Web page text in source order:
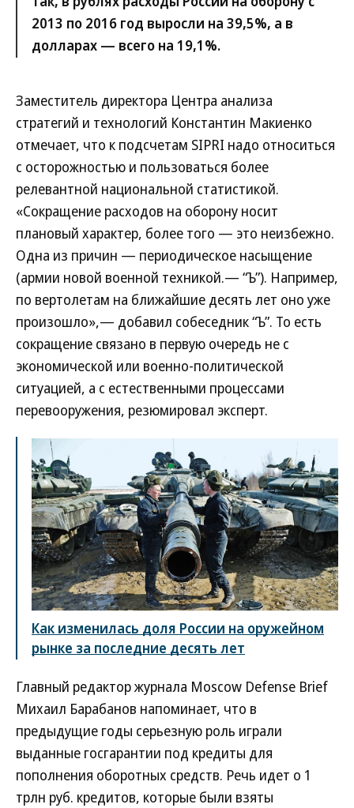
2013 по 2016 год выросли на 39,5%, а в
долларах — всего на 19,1%.
Заместитель директора Центра анализа
стратегий и технологий Константин Макиенко
отмечает, что к подсчетам SIPRI надо относиться
с осторожностью и пользоваться более
релевантной национальной статистикой.
«Сокращение расходов на оборону носит
плановый характер, более того — это неизбежно.
Одна из причин — периодическое насыщение
(армии новой военной техникой.— “Ъ”). Например,
по вертолетам на ближайшие десять лет оно уже
произошло»,— добавил собеседник “Ъ”. То есть
сокращение связано в первую очередь не с
экономической или военно-политической
ситуацией, а с естественными процессами
перевооружения, резюмировал эксперт.
Как изменилась доля России на оружейном
рынке за последние десять лет
Главный редактор журнала Moscow Defense Brief
Михаил Барабанов напоминает, что в
предыдущие годы серьезную роль играли
выданные госгарантии под кредиты для
пополнения оборотных средств. Речь идет о 1
трлн руб. кредитов, которые были взяты